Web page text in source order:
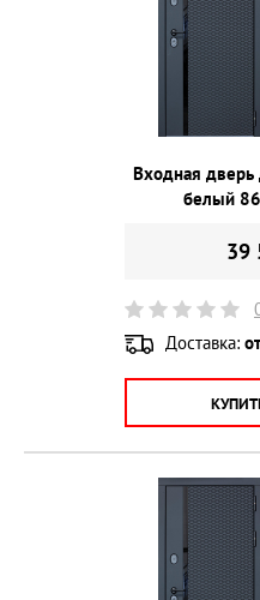
Входная
белый
39
Доставка: